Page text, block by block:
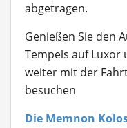
abgetragen.
Genießen Sie den
Tempels auf Luxor
weiter mit der
besuchen
Die Memnon